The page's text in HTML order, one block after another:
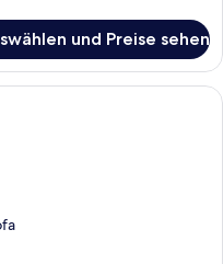
und Preise sehen
Balkon (Jette) |